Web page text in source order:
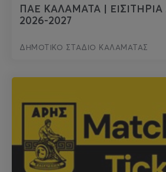
ΠΑΕ ΚΑΛΑΜΑΤΑ | ΕΙΣΙΤΗΡΙΑ
2026-2027
ΔΗΜΟΤΙΚΟ ΣΤΑΔΙΟ ΚΑΛΑΜΑΤΑΣ